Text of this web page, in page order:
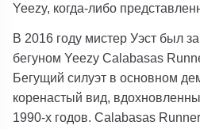
Yeezy, когда-либо
В 2016 году мистер Уэст был
бегуном Yeezy Calabasas
Бегущий силуэт в основном
коренастый вид,
1990-х годов. Calabasas